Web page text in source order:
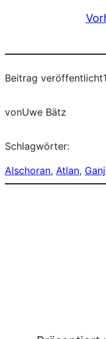
Beitrag veröffentlicht
vonUwe Bätz
Schlagwörter:
Alschoran, Atlan,